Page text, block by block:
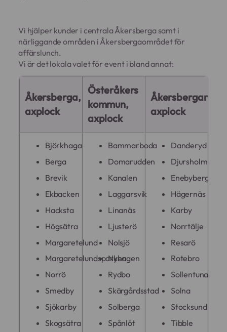
Vi hjälper kunder i centrala Åkersberga samt i
närliggande områden i Åkersbergaområdet för
affärslunch.
Vi är det lokala valet för event i bland annat:
Åkersberga,
axplock
Österåkers
kommun,
axplock
axplock
Björkhaga
Berga
Brevik
Ekbacken
Hacksta
Högsätra
Margaretelund
Margaretelundsparken
Norrö
Smedby
Sjökarby
Skogsätra
Bammarboda
Domarudden
Kanalen
Laggarsvik
Linanäs
Ljusterö
Nolsjö
Nyhagen
Rydbo
Skärgårdsstad
Solberga
Spånlöt
Danderyd
Djursholm
Enebyberg
Hägernäs
Karby
Norrtälje
Resarö
Rotebro
Sollentuna
Solna
Stocksund
Tibble